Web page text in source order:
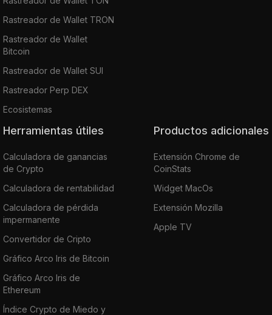
Rastreador de Wallet TRON
Rastreador de Wallet
Bitcoin
Rastreador de Wallet SUI
Rastreador Perp DEX
Ecosistemas
Herramientas útiles
Calculadora de ganancias
de Crypto
Calculadora de rentabilidad
Calculadora de pérdida
impermanente
Convertidor de Cripto
Gráfico Arco Iris de Bitcoin
Gráfico Arco Iris de
Ethereum
Índice Crypto de Miedo y
Productos adicionales
Extensión Chrome de
CoinStats
Widget MacOs
Extensión Mozilla
Apple TV